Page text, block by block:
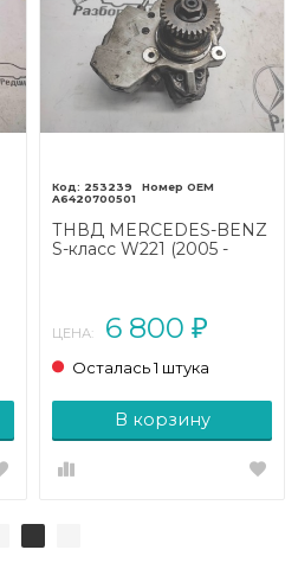
253239
A6420700501
ТНВД MERCEDES-BENZ
S-класс W221 (2005 -
ЦЕНА: 6 800 ₽
Осталась 1 штука
В корзину